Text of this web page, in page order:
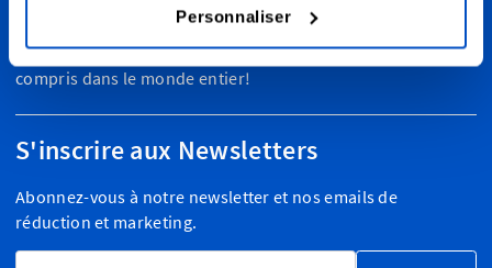
Personnaliser
Nous livrons partout au Canada, de Vancouver à Toronto,
en passant par Montréal et Ottawa et partout ailleurs, y
compris dans le monde entier!
S'inscrire aux Newsletters
Abonnez-vous à notre newsletter et nos emails de
réduction et marketing.